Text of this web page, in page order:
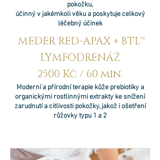
pokožku,
účinný v jakémkoli věku a poskytuje celkový
léčebný účinek
MEDER RED-APAX + BTL™
LYMFODRENÁŽ
2500 Kč / 60 min.
Moderní a přírodní terapie kůže prebiotiky a
organickými rostlinnými extrakty ke snížení
zarudnutí a citlivosti pokožky, jakož i ošetření
růžovky typu 1 a 2